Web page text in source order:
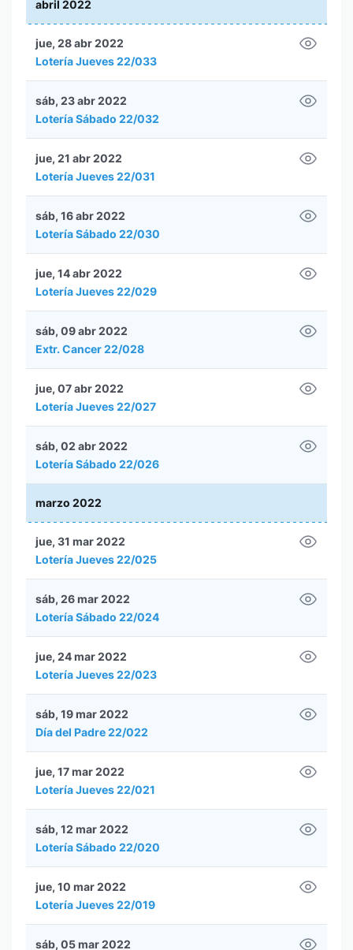
abril 2022
Lotería Jueves 22/033
jue, 28 abr 2022
Lotería Sábado 22/032
sáb, 23 abr 2022
Lotería Jueves 22/031
jue, 21 abr 2022
Lotería Sábado 22/030
sáb, 16 abr 2022
Lotería Jueves 22/029
jue, 14 abr 2022
Extr. Cancer 22/028
sáb, 09 abr 2022
Lotería Jueves 22/027
jue, 07 abr 2022
Lotería Sábado 22/026
sáb, 02 abr 2022
marzo 2022
Lotería Jueves 22/025
jue, 31 mar 2022
Lotería Sábado 22/024
sáb, 26 mar 2022
Lotería Jueves 22/023
jue, 24 mar 2022
Día del Padre 22/022
sáb, 19 mar 2022
Lotería Jueves 22/021
jue, 17 mar 2022
Lotería Sábado 22/020
sáb, 12 mar 2022
Lotería Jueves 22/019
jue, 10 mar 2022
sáb, 05 mar 2022